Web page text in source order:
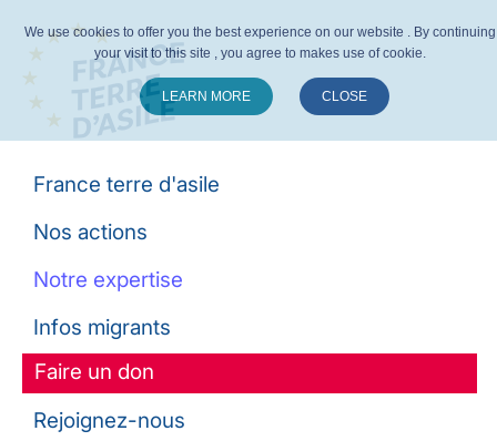
France terre d'asile
Nos actions
Notre expertise
Infos migrants
Faire un don
Rejoignez-nous
We use cookies to offer you the best experience on our website . By continuing
your visit to this site , you agree to makes use of cookie.
LEARN MORE CLOSE